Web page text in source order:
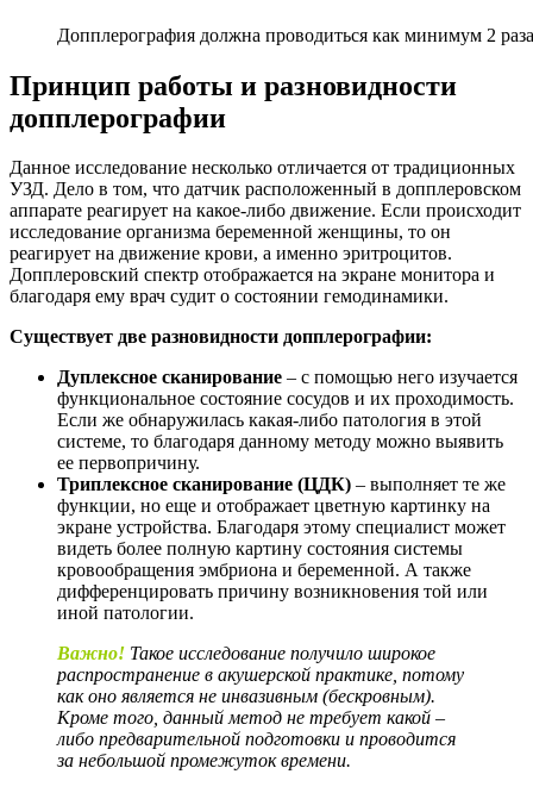
Допплерография должна проводиться как минимум 2
Принцип работы и разновидности
допплерографии
Данное исследование несколько отличается от традиционных
УЗД. Дело в том, что датчик расположенный в допплеровском
аппарате реагирует на какое-либо движение. Если происходит
исследование организма беременной женщины, то он
реагирует на движение крови, а именно эритроцитов.
Допплеровский спектр отображается на экране монитора и
благодаря ему врач судит о состоянии гемодинамики.
Существует две разновидности допплерографии:
Дуплексное сканирование – с помощью него изучается
функциональное состояние сосудов и их проходимость.
Если же обнаружилась какая-либо патология в этой
системе, то благодаря данному методу можно выявить
ее первопричину.
Триплексное сканирование (ЦДК) – выполняет те же
функции, но еще и отображает цветную картинку на
экране устройства. Благодаря этому специалист может
видеть более полную картину состояния системы
кровообращения эмбриона и беременной. А также
дифференцировать причину возникновения той или
иной патологии.
Важно! Такое исследование получило широкое
распространение в акушерской практике, потому
как оно является не инвазивным (бескровным).
Кроме того, данный метод не требует какой –
либо предварительной подготовки и проводится
за небольшой промежуток времени.